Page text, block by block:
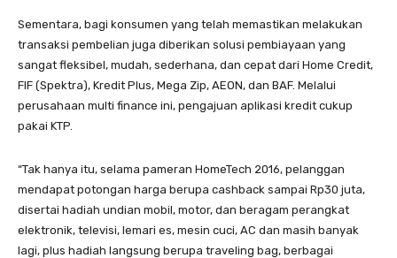
Sementara, bagi konsumen yang telah memastikan melakukan
transaksi pembelian juga diberikan solusi pembiayaan yang
sangat fleksibel, mudah, sederhana, dan cepat dari Home Credit,
FIF (Spektra), Kredit Plus, Mega Zip, AEON, dan BAF. Melalui
perusahaan multi finance ini, pengajuan aplikasi kredit cukup
pakai KTP.
“Tak hanya itu, selama pameran HomeTech 2016, pelanggan
mendapat potongan harga berupa cashback sampai Rp30 juta,
disertai hadiah undian mobil, motor, dan beragam perangkat
elektronik, televisi, lemari es, mesin cuci, AC dan masih banyak
lagi, plus hadiah langsung berupa traveling bag, berbagai